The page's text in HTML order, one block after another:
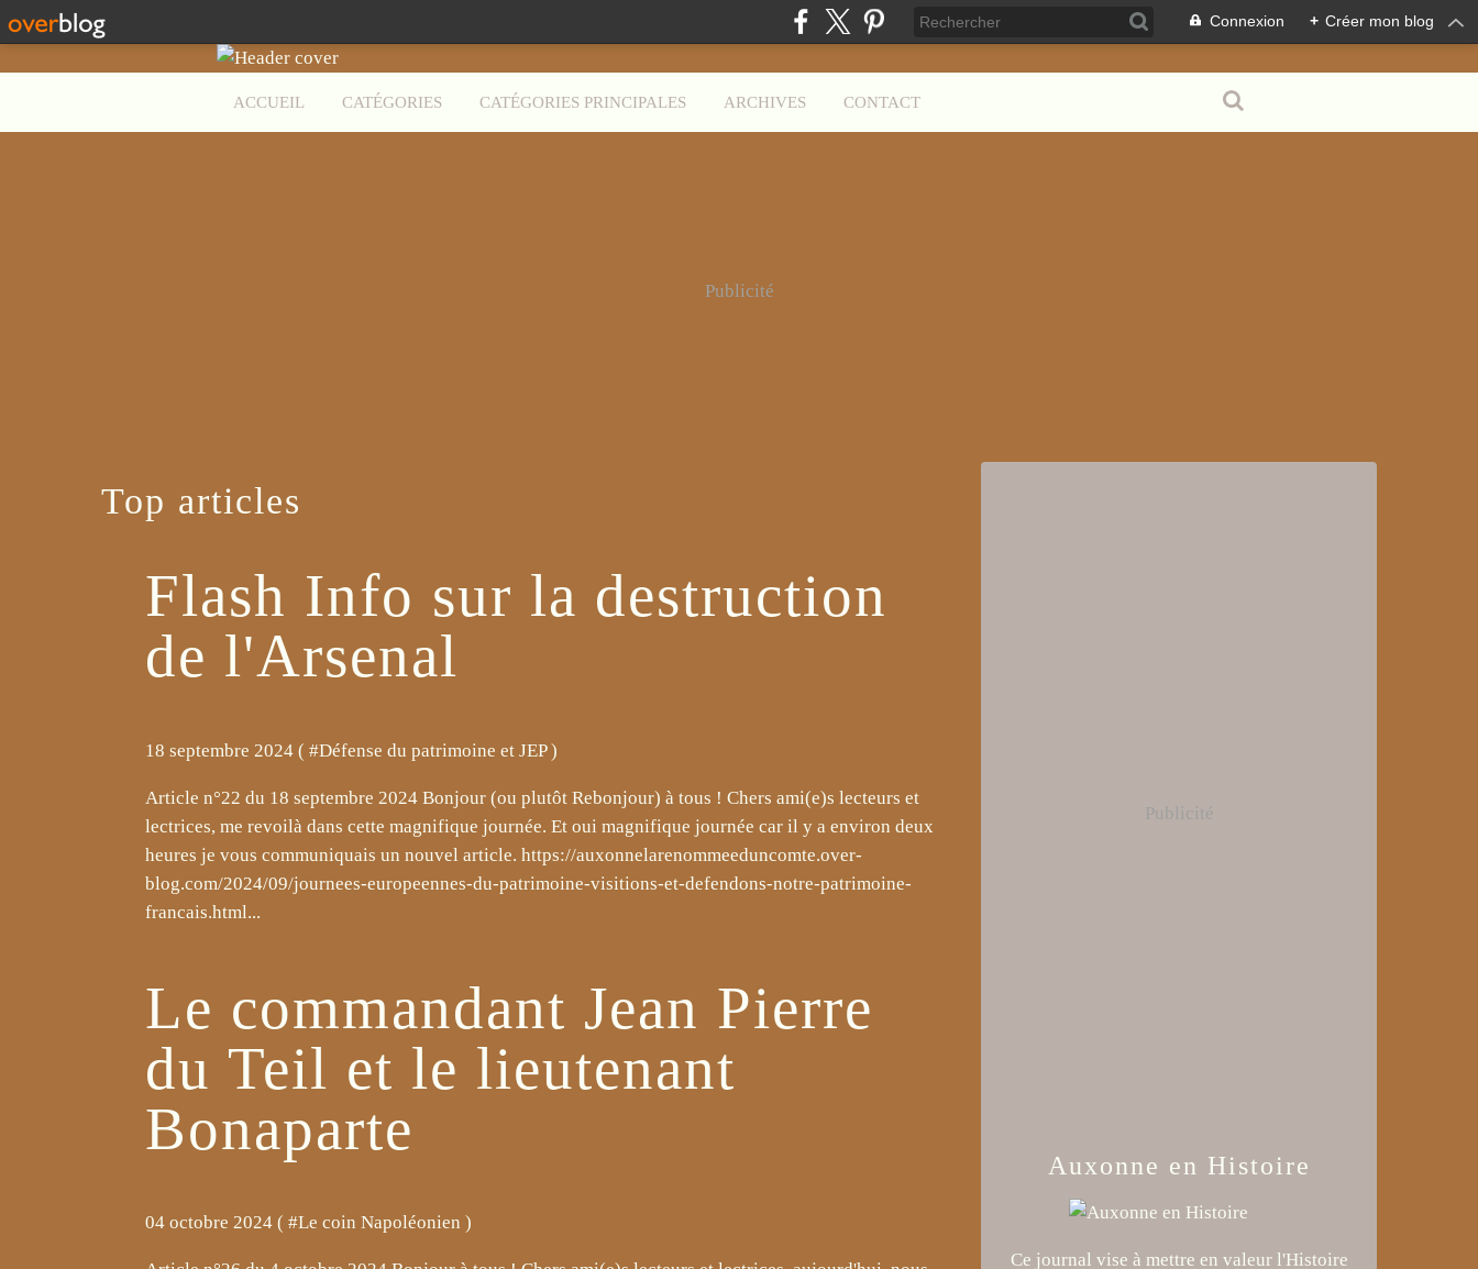
Connexion + Créer mon blog
ACCUEIL CATÉGORIES CATÉGORIES PRINCIPALES ARCHIVES CONTACT
Publicité
Top articles
Flash Info sur la destruction
de l'Arsenal
18 septembre 2024 ( #Défense du patrimoine et JEP)
Article n°22 du 18 septembre 2024 Bonjour (ou plutôt Rebonjour) à tous ! Chers ami(e)s lecteurs et
lectrices, me revoilà dans cette magnifique journée. Et oui magnifique journée car il y a environ deux
heures je vous communiquais un nouvel article. https://auxonnelarenommeeduncomte.over-
blog.com/2024/09/journees-europeennes-du-patrimoine-visitions-et-defendons-notre-patrimoine-
francais.html...
Le commandant Jean Pierre
du Teil et le lieutenant
Bonaparte
04 octobre 2024 ( #Le coin Napoléonien )
Publicité
Auxonne en Histoire
Ce journal vise à mettre en valeur l'Histoire